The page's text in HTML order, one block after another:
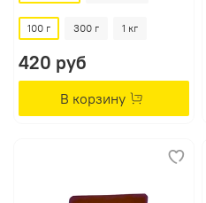
100 г 300 г 1 кг
420 руб
В корзину